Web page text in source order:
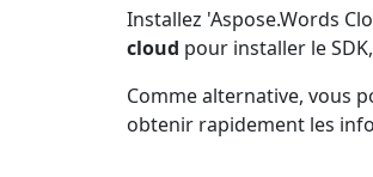
Installez 'Aspose.Words
cloud pour installer le
Comme alternative, vous
obtenir rapidement les